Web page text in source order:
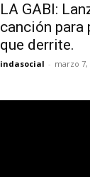
LA GABI:
canción para
que derrite.
indasocial - marzo 7,